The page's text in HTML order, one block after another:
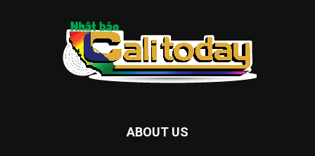
ABOUT US